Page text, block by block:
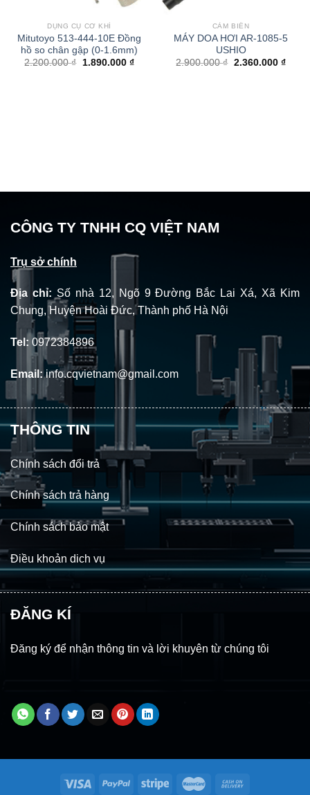
DỤNG CỤ CƠ KHÍ
Mitutoyo 513-444-10E Đồng
hồ so chân gập (0-1.6mm)
2.200.000₫
Giá
1.890.000 ₫Giá
CẢM BIẾN
MÁY DOA HƠI AR-1085-5
USHIO
2.900.000₫ Giá
2.360.000 ₫Giá
CÔNG TY TNHH CQ VIỆT NAM
Trụ sở chính
Địa chỉ: Số nhà 12, Ngõ 9 Đường Bắc Lai Xá, Xã Kim
Chung, Huyện Hoài Đức, Thành phố Hà Nội
Tel: 0972384896
Email:info.cqvietnam@gmail.com
THÔNG TIN
Chính sách đổi trả
Chính sách trả hàng
Chính sách bảo mật
Điều khoản dich vụ
ĐĂNG KÍ
Đăng ký để nhận thông tin và lời khuyên từ chúng tôi